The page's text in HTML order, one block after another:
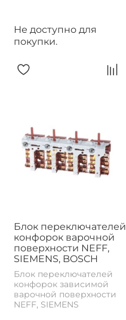
Не доступно для
покупки.
Блок переключателей
конфорок варочной
поверхности NEFF,
SIEMENS, BOSCH
Блок переключателей
конфорок зависимой
варочной поверхности
NEFF, SIEMENS